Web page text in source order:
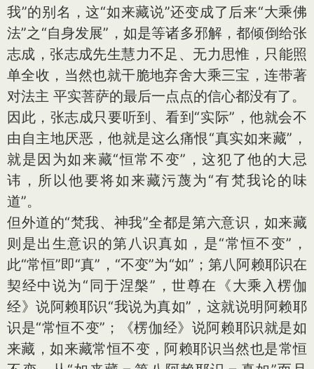
我”的别名，这“如来藏说”还变成了后来“大乘佛
法”之“自身发展”，如是等诸多邪解，都倾倒给张
志成，张志成先生慧力不足、无力思惟，只能照
单全收，当然也就干脆地弃舍大乘三宝，连带著
对法主 平实菩萨的最后一点点的信心都没有了。
因此，张志成只要听到、看到“实际”，他就会不
由自主地厌恶，他就是这么痛恨“真实如来藏”，
就是因为如来藏“恒常不变”，这犯了他的大忌
讳，所以他要将如来藏污蔑为“有梵我论的味
道”。
但外道的“梵我、神我”全都是第六意识，如来藏
则是出生意识的第八识真如，是“常恒不变”，
此“常恒”即“真”，“不变”为“如”；第八阿赖耶识在
契经中说为“同于涅槃”，世尊在《大乘入楞伽
经》说阿赖耶识“我说为真如”，这就说明阿赖耶
识是“常恒不变”；《楞伽经》说阿赖耶识就是如
来藏，如来藏常恒不变，阿赖耶识当然也是常恒